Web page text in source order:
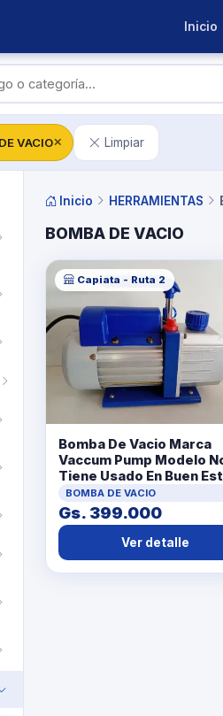
Inicio
VACIO✕ Limpiar
Inicio HERRAMIENTAS
BOMBA DE VACIO
Capiata - Ruta 2
Bomba De Vacio Marca
Vaccum Pump Modelo
Tiene Usado En Buen
Acc No Tiene
BOMBA DE VACIO
Gs. 399.000
Ver detalle